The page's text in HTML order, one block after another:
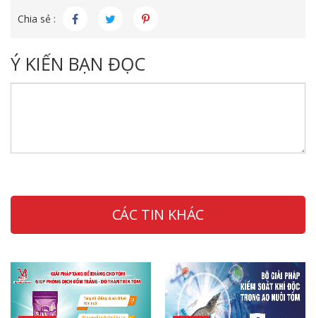
Chia sẻ :
Ý KIẾN BẠN ĐỌC
CÁC TIN KHÁC